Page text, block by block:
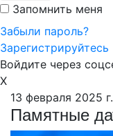
Запомнить меня
Забыли пароль?
Зарегистрируйтесь
Войдите через
X
13 февраля 2025 г.
Памятные